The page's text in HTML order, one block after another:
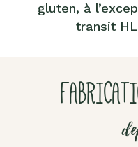
gluten, à
transit